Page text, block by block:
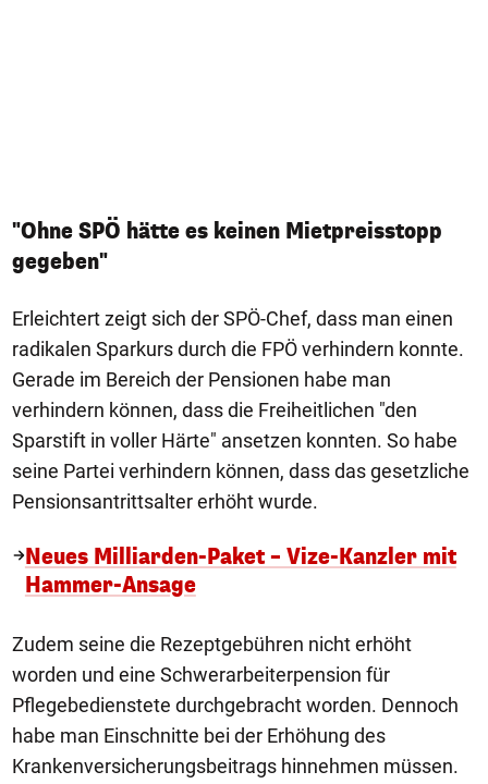
"Ohne SPÖ hätte es keinen Mietpreisstopp
gegeben"
Erleichtert zeigt sich der SPÖ-Chef, dass man einen
radikalen Sparkurs durch die FPÖ verhindern konnte.
Gerade im Bereich der Pensionen habe man
verhindern können, dass die Freiheitlichen "den
Sparstift in voller Härte" ansetzen konnten. So habe
seine Partei verhindern können, dass das gesetzliche
Pensionsantrittsalter erhöht wurde.
Neues Milliarden-Paket – Vize-Kanzler mit
Hammer-Ansage
Zudem seine die Rezeptgebühren nicht erhöht
worden und eine Schwerarbeiterpension für
Pflegebedienstete durchgebracht worden. Dennoch
habe man Einschnitte bei der Erhöhung des
Krankenversicherungsbeitrags hinnehmen müssen.